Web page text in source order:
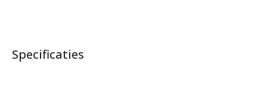
Specificaties